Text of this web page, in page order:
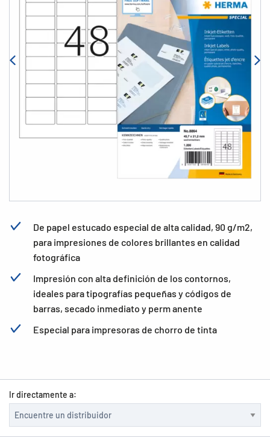
De papel estucado especial de alta calidad, 90 g/m2,
para impresiones de colores brillantes en calidad
fotográfica
Impresión con alta definición de los contornos,
ideales para tipografías pequeñas y códigos de
barras, secado inmediato y perm anente
Especial para impresoras de chorro de tinta
Ir directamente a: